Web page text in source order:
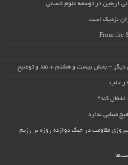
اربعین در توسعه علوم انسانی
نزدیک است
From the
ای دیگر – بخش بیست و هشتم + نقد و توضیح
در حلب
کند؟
مبنایی ندارد
مقاومت در جنگ دوازده روزه بر رژیم